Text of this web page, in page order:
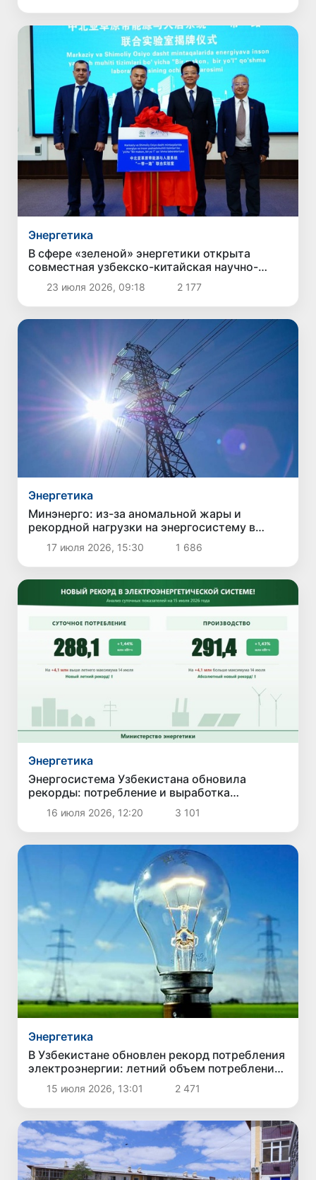
Энергетика
В сфере «зеленой» энергетики открыта
совместная узбекско-китайская научно-
исследовательская лаборатория
23 июля 2026, 09:18 2 177
Энергетика
Минэнерго: из-за аномальной жары и
рекордной нагрузки на энергосистему в
Узбекистане вводятся временные
отключения электроэнергии
17 июля 2026, 15:30 1 686
Энергетика
Энергосистема Узбекистана обновила
рекорды: потребление и выработка
электроэнергии достигли новых максимумов
16 июля 2026, 12:20 3 101
Энергетика
В Узбекистане обновлен рекорд потребления
электроэнергии: летний объем потребления
превысил зимний максимум
15 июля 2026, 13:01 2 471